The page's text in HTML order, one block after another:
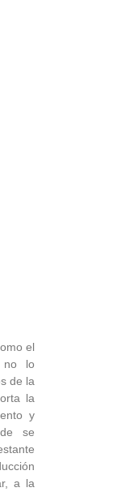
el
no lo
de la
la
y
se
a la